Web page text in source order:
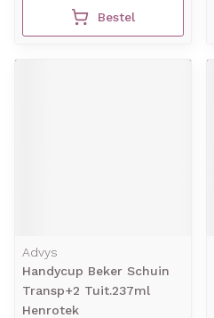
Bestel
Advys
Handycup Beker Schuin
Transp+2 Tuit.237ml
Henrotek